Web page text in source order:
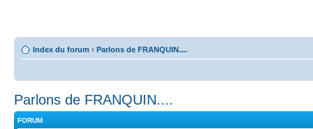
Index du forum ‹ Parlons de FRANQUIN....
Parlons de FRANQUIN....
FORUM